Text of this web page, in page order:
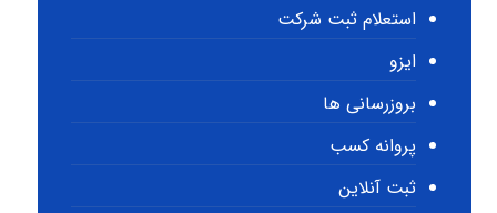
استعلام ثبت شرکت
ایزو
بروزرسانی ها
پروانه کسب
ثبت آنلاین